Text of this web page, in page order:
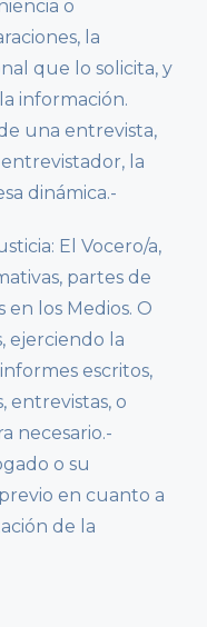
o
la
que lo solicita, y
información.
una entrevista,
la
dinámica.-
El Vocero/a,
partes de
en los Medios. O
ejerciendo la
escritos,
entrevistas, o
necesario.-
o su
en cuanto a
de la